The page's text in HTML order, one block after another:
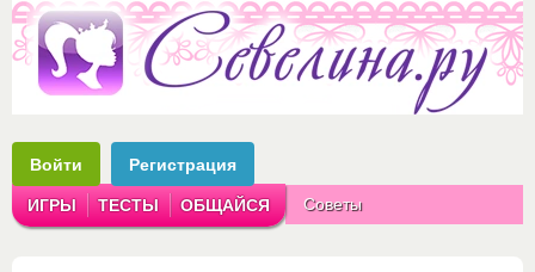
Войти Регистрация
ИГРЫ ТЕСТЫ ОБЩАЙСЯ Советы